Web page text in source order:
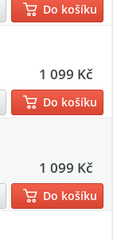
Do košíku
1 099 Kč
Do košíku
1 099 Kč
Do košíku